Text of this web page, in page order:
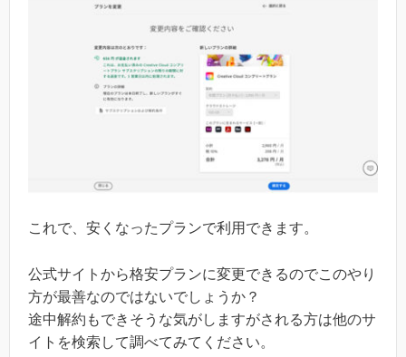
これで、安くなったプランで利用できます。
公式サイトから格安プランに変更できるのでこのやり
方が最善なのではないでしょうか？
途中解約もできそうな気がしますがされる方は他のサ
イトを検索して調べてみてください。